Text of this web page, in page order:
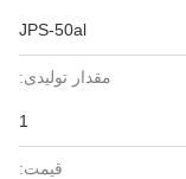
JPS-50al
مقدار تولیدی:
1
قیمت: